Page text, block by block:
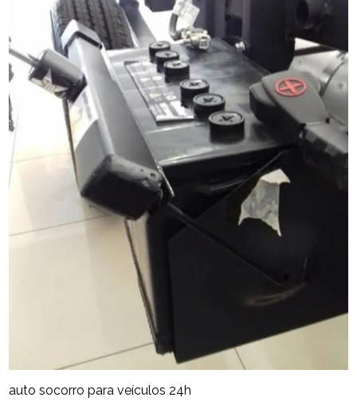
auto socorro para veículos 24h